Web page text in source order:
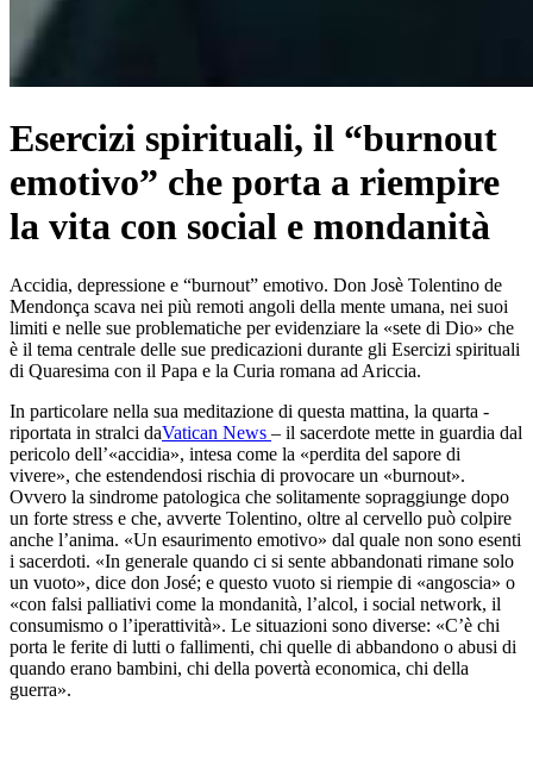
Esercizi spirituali, il “burnout
emotivo” che porta a riempire
la vita con social e mondanità
Accidia, depressione e “burnout” emotivo. Don Josè Tolentino de
Mendonça scava nei più remoti angoli della mente umana, nei suoi
limiti e nelle sue problematiche per evidenziare la «sete di Dio» che
è il tema centrale delle sue predicazioni durante gli Esercizi spirituali
di Quaresima con il Papa e la Curia romana ad Ariccia.
In particolare nella sua meditazione di questa mattina, la quarta -
riportata in stralci daVatican News – il sacerdote mette in guardia dal
pericolo dell’«accidia», intesa come la «perdita del sapore di
vivere», che estendendosi rischia di provocare un «burnout».
Ovvero la sindrome patologica che solitamente sopraggiunge dopo
un forte stress e che, avverte Tolentino, oltre al cervello può colpire
anche l’anima. «Un esaurimento emotivo» dal quale non sono esenti
i sacerdoti. «In generale quando ci si sente abbandonati rimane solo
un vuoto», dice don José; e questo vuoto si riempie di «angoscia» o
«con falsi palliativi come la mondanità, l’alcol, i social network, il
consumismo o l’iperattività». Le situazioni sono diverse: «C’è chi
porta le ferite di lutti o fallimenti, chi quelle di abbandono o abusi di
quando erano bambini, chi della povertà economica, chi della
guerra».